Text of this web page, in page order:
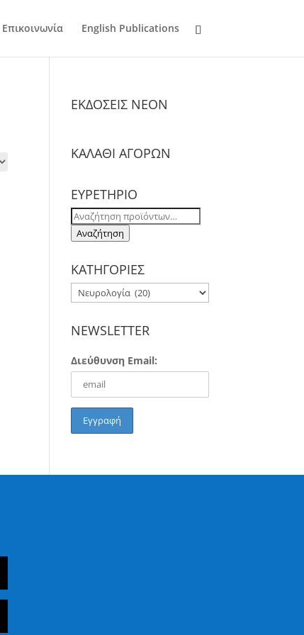
Επικοινωνία English Publications
ΕΚΔΟΣΕΙΣ NΕΟΝ
ΚΑΛΑΘΙ ΑΓΟΡΩΝ
ΕΥΡΕΤΗΡΙΟ
Αναζήτηση
για:
Αναζήτηση
ΚΑΤΗΓΟΡΙΕΣ
NEWSLETTER
Διεύθυνση Email: